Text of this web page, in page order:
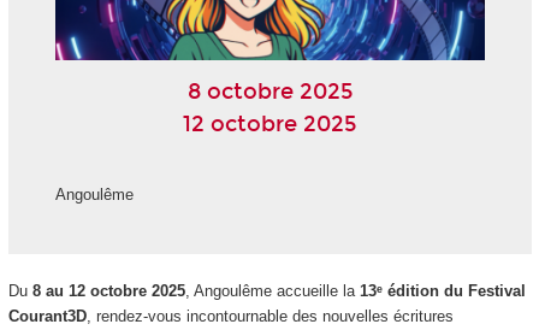
8 octobre 2025
12 octobre 2025
Angoulême
Du 8 au 12 octobre 2025, Angoulême accueille la 13ᵉ édition du Festival
Courant3D, rendez-vous incontournable des nouvelles écritures